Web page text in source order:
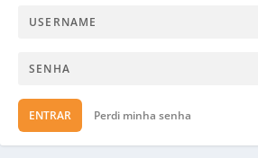
ENTRAR Perdi minha senha